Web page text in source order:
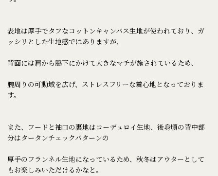
表地は厚手でタフなコットンキャンバス生地が使われており、ガ
ッシリとした生地感ではありますが、
背面には肩から脇下にかけて大きなマチが施されているため、
腕周りの可動域を広げ、ストレスフリーな着心地となっておりま
す。
また、フードと袖口の裏地はコーデュロイ生地、後身頃の背中部
分はタータンチェックパターンの
厚手のフランネル生地になっているため、秋冬はアウターとして
もお楽しみいただけるかなと。